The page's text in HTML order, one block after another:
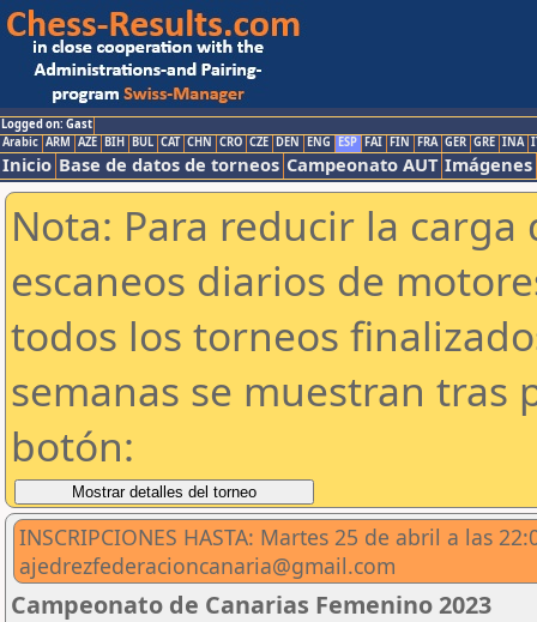
Logged on: Gast
Arabic ARM AZE BIH BUL CAT CHN CRO CZE DEN ENG ESP FAI FIN FRA GER GRE INA
Inicio Base de datos de torneos Campeonato AUT Imágenes
Nota: Para reducir la
escaneos diarios de
todos los torneos
semanas se muestran tras
botón:
INSCRIPCIONES HASTA: Martes 25 de abril a las
ajedrezfederacioncanaria@gmail.com
Campeonato de Canarias Femenino 2023